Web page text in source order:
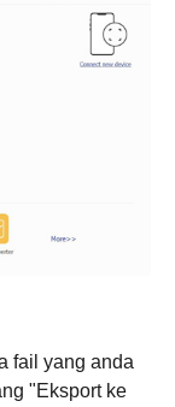
fail yang anda
"Eksport ke